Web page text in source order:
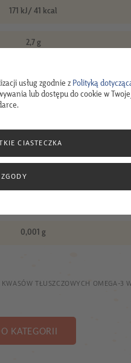
171 kJ/ 41 kcal
2,7 g
0,001 g
TŁUSZCZOWYCH OMEGA-
KATEGORII
usług zgodnie z Polityką
lub dostępu do cookie w
CIASTECZKA